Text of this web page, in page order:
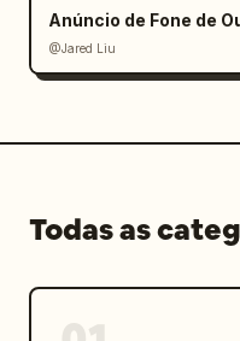
@Jared Liu
Todas as